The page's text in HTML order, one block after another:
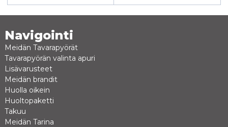
Navigointi
Meidän Tavarapyörät
Tavarapyörän valinta apuri
Lisävarusteet
Meidän brandit
Huolla oikein
Huoltopaketti
Takuu
Meidän Tarina